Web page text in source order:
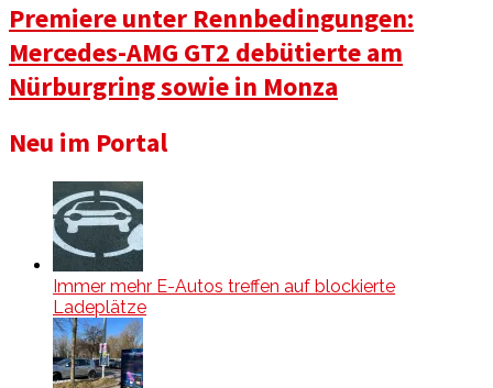
Premiere unter Rennbedingungen:
Mercedes-AMG GT2 debütierte am
Nürburgring sowie in Monza
Neu im Portal
Immer mehr E-Autos treffen auf blockierte
Ladeplätze